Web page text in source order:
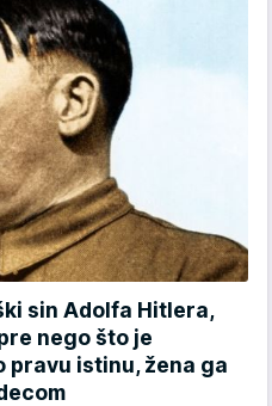
sin Adolfa Hitlera,
nego što je
pravu istinu, žena ga